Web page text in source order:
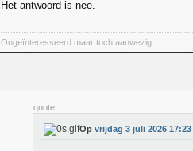
Het antwoord is nee.
Ongeïnteresseerd maar toch aanwezig.
quote:
Op vrijdag 3 juli 2026 17:23